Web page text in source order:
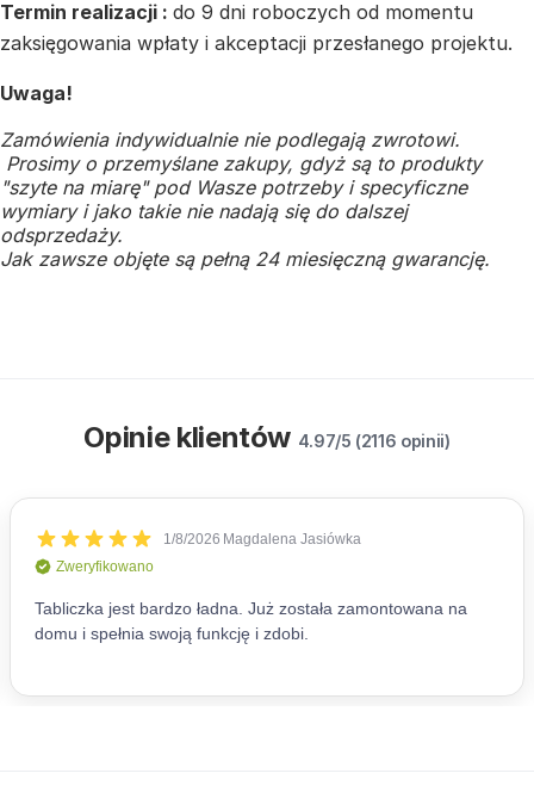
Termin realizacji : do 9 dni roboczych od momentu
zaksięgowania wpłaty i akceptacji przesłanego projektu.
Uwaga!
Zamówienia indywidualnie nie podlegają zwrotowi.
Prosimy o przemyślane zakupy, gdyż są to produkty
"szyte na miarę" pod Wasze potrzeby i specyficzne
wymiary i jako takie nie nadają się do dalszej
odsprzedaży.
Jak zawsze objęte są pełną 24 miesięczną gwarancję.
Opinie klientów 4.97/5 (2116 opinii)